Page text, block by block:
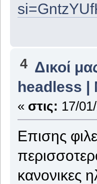
4 Δικοί
headless |
« στις: 17/
Επισης
κανονικες